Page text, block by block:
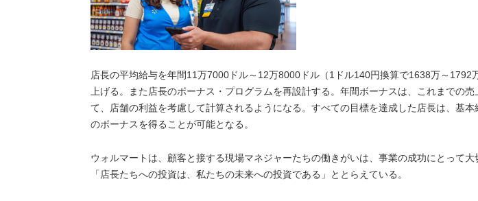
店長の平均給与を年間11万7000ドル～12万8000ドル（1ドル140円換算で1638万～1792
上げる。また店長のボーナス・プログラムを再設計する。年間ボーナスは、これまでの売
て、店舗の利益を考慮して計算されるようになる。すべての目標を達成した店長は、基本
のボーナスを得ることが可能となる。
ウォルマートは、顧客と接する現場マネジャーたちの働きがいは、事業の成功にとって大
「店長たちへの投資は、私たちの未来への投資である」ととらえている。